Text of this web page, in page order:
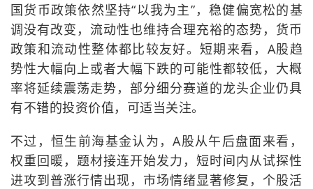
国货币政策依然坚持“以我为主”，稳健偏宽松的基
调没有改变，流动性也维持合理充裕的态势，货币
政策和流动性整体都比较友好。短期来看，A股趋
势性大幅向上或者大幅下跌的可能性都较低，大概
率将延续震荡走势，部分细分赛道的龙头企业仍具
有不错的投资价值，可适当关注。
不过，恒生前海基金认为，A股从午后盘面来看，
权重回暖，题材接连开始发力，短时间内从试探性
进攻到普涨行情出现，市场情绪显著修复，个股活